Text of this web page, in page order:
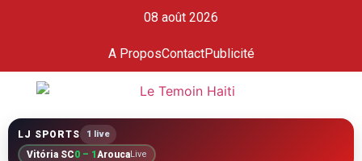
08 août 2026
A ProposContactPublicité
LJ SPORTS 1 live
Vitória SC0 – 1 AroucaLive